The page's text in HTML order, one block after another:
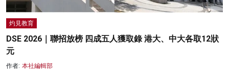
灼見教育
DSE 2026｜聯招放榜 四成五人獲取錄 港大、中大各取12狀
元
作者: 本社編輯部